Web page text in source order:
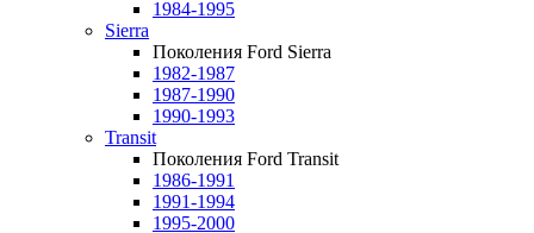
1984-1995
Sierra
Поколения Ford Sierra
1982-1987
1987-1990
1990-1993
Transit
Поколения Ford Transit
1986-1991
1991-1994
1995-2000